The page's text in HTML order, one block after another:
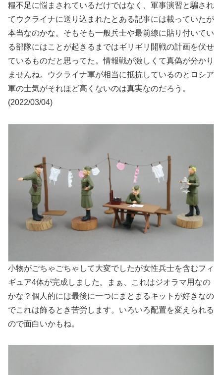
糧不足に悩まされているだけではなく、軍事演習と騙され
てウクライナに送り込まれたとある記事には載っていたが
本当なのかな。そもそも一般兵士や最前線に貼り付いてい
る部隊にはことが起きるまではギリギリ開戦の計画を伏せ
ているものだと思ってた。情報戦が激しくて真偽が分かり
ませんね。ウクライナ軍が相当に抵抗しているのとロシア
軍の士気がそれほど高くないのは真実なのだろう。
(2022/03/04)
小物がごちゃごちゃして大変でしたが女性兵士を含むフィ
ギュア4体が完成しました。まぁ、これはジオラマ用なの
かな？個人的には最後に一つにまとまるキットが好きなの
でこれは飾るとき苦労します。いろいろ配置を変えられる
ので面白いかもね。